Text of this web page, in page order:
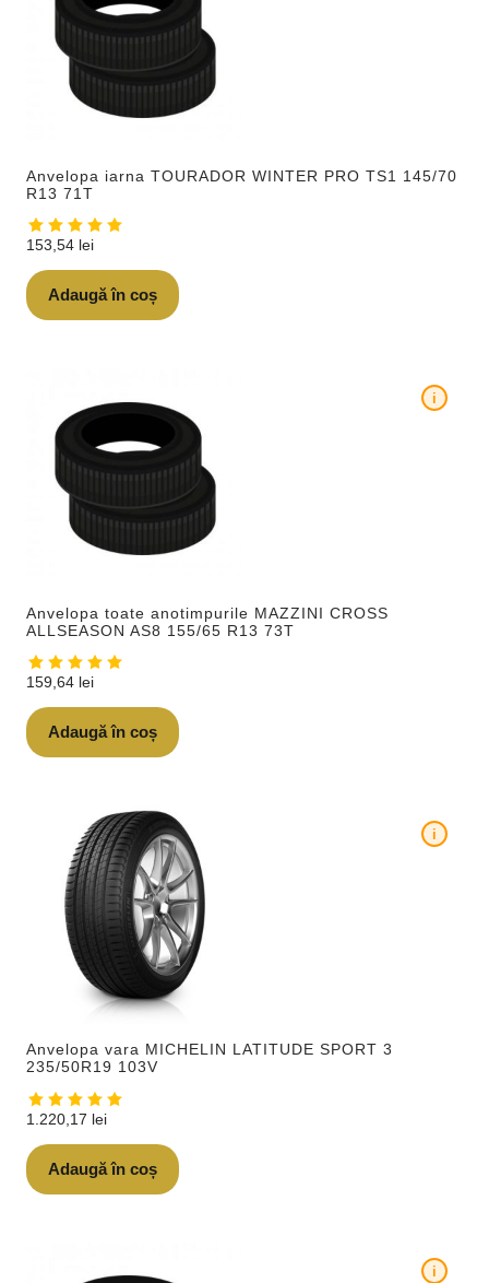
Anvelopa iarna TOURADOR WINTER PRO TS1 145/70
R13 71T
153,54 lei
Adaugă în coș
Anvelopa toate anotimpurile MAZZINI CROSS
ALLSEASON AS8 155/65 R13 73T
i
159,64 lei
Adaugă în coș
Anvelopa vara MICHELIN LATITUDE SPORT 3
235/50R19 103V
i
1.220,17 lei
Adaugă în coș
i